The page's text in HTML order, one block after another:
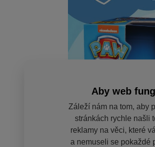
Aby web
Záleží nám na tom, aby
stránkách rychle našli
reklamy na věci, které
a nemuseli se pokaždé